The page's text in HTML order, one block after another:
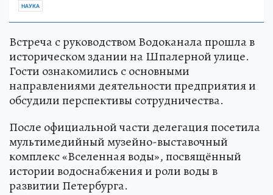
НАУКА
Встреча с руководством Водоканала прошла в
историческом здании на Шпалерной улице.
Гости ознакомились с основными
направлениями деятельности предприятия и
обсудили перспективы сотрудничества.
После официальной части делегация посетила
мультимедийный музейно-выставочный
комплекс «Вселенная воды», посвящённый
истории водоснабжения и роли воды в
развитии Петербурга.